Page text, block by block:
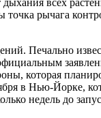
рычага
Печально
которая
в Нью-Йорке,
недель до